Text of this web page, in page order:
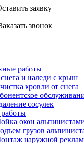
заявку
звонок
работы
и наледи с крыш
кровли от снега
сосулек
окон альпинистами
грузов
наружной